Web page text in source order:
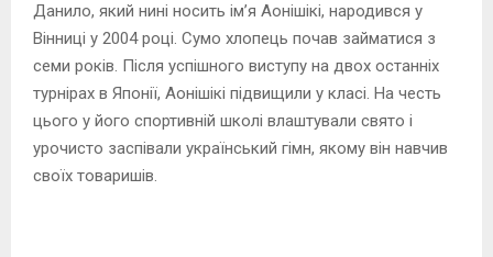
Данило, який нині носить ім’я Аонішікі, народився у
Вінниці у 2004 році. Сумо хлопець почав займатися з
семи років. Після успішного виступу на двох останніх
турнірах в Японії, Аонішікі підвищили у класі. На честь
цього у його спортивній школі влаштували свято і
урочисто заспівали український гімн, якому він навчив
своїх товаришів.